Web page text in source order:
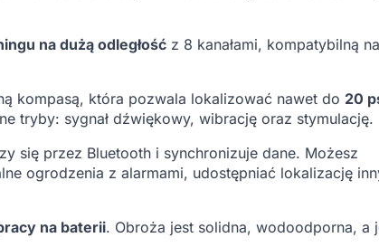
na dużą odległość z 8 kanałami, kompatybilną
kompasą, która pozwala lokalizować nawet do 20
tryby: sygnał dźwiękowy, wibrację oraz stymulację.
się przez Bluetooth i synchronizuje dane. Możesz
ogrodzenia z alarmami, udostępniać lokalizację
na baterii. Obroża jest solidna, wodoodporna, a